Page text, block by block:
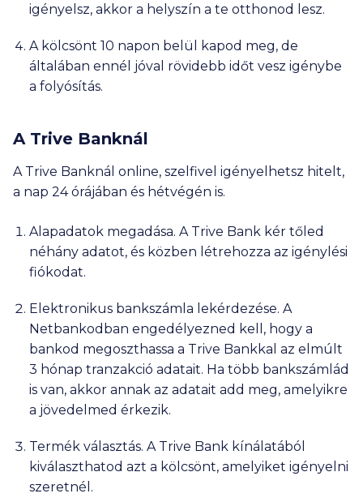
igényelsz, akkor a helyszín a te otthonod lesz.
A kölcsönt 10 napon belül kapod meg, de
általában ennél jóval rövidebb időt vesz igénybe
a folyósítás.
A Trive Banknál
A Trive Banknál online, szelfivel igényelhetsz hitelt,
a nap 24 órájában és hétvégén is.
Alapadatok megadása. A Trive Bank kér tőled
néhány adatot, és közben létrehozza az igénylési
fiókodat.
Elektronikus bankszámla lekérdezése. A
Netbankodban engedélyezned kell, hogy a
bankod megoszthassa a Trive Bankkal az elmúlt
3 hónap tranzakció adatait. Ha több bankszámlád
is van, akkor annak az adatait add meg, amelyikre
a jövedelmed érkezik.
Termék választás. A Trive Bank kínálatából
kiválaszthatod azt a kölcsönt, amelyiket igényelni
szeretnél.